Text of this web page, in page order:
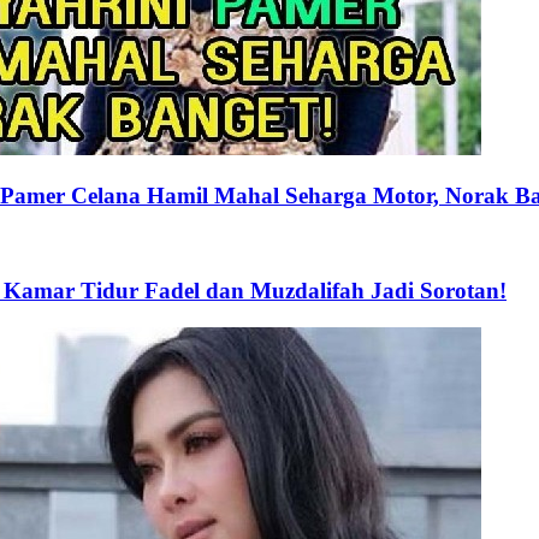
Celana Hamil Mahal Seharga Motor, Norak
Tidur Fadel dan Muzdalifah Jadi Sorotan!